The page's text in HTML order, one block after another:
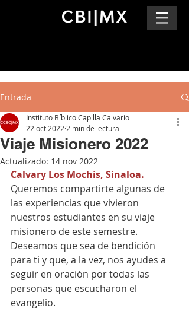
Entrada
Viaje Misionero 2022
Instituto Bíblico Capilla Calvario
22 oct 2022 2 min de lectura
Actualizado: 14 nov 2022
Calvary Los Mochis, Sinaloa.
Queremos compartirte algunas de
las experiencias que vivieron
nuestros estudiantes en su viaje
misionero de este semestre.
Deseamos que sea de bendición
para ti y que, a la vez, nos ayudes a
seguir en oración por todas las
personas que escucharon el
evangelio.